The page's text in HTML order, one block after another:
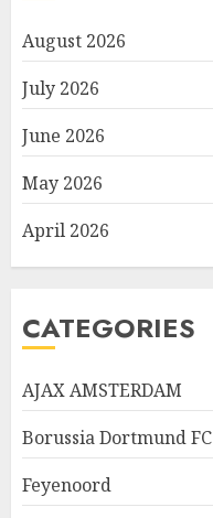
August 2026
July 2026
June 2026
May 2026
April 2026
CATEGORIES
AJAX AMSTERDAM
Borussia Dortmund FC
Feyenoord